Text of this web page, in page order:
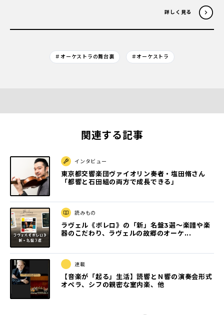
詳しく見る
＃オーケストラの舞台裏 ＃オーケストラ
関連する記事
インタビュー
東京都交響楽団ヴァイオリン奏者・塩田脩さん
「都響と石田組の両方で成長できる」
読みもの
ラヴェル《ボレロ》の「新」名盤3選〜楽譜や楽
器のこだわり、ラヴェルの故郷のオーケ...
連載
【音楽が「起る」生活】読響とＮ響の演奏会形式
オペラ、シフの親密な室内楽、他